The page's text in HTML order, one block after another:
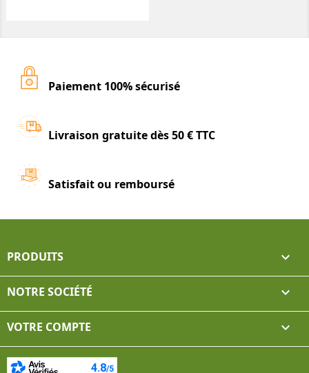
Paiement 100% sécurisé
Livraison gratuite dès 50 € TTC
Satisfait ou remboursé
PRODUITS 
NOTRE SOCIÉTÉ 
VOTRE COMPTE 